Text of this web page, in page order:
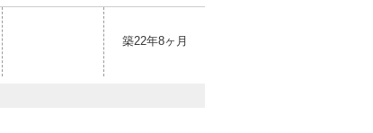
築22年8ヶ月